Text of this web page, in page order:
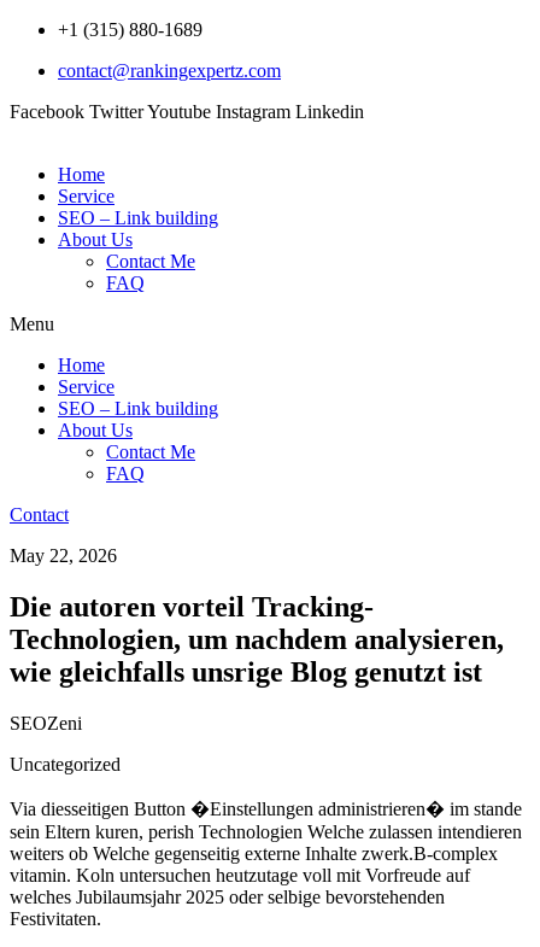
Skip
content
+1 (315) 880-1689
contact@rankingexpertz.com
Facebook TwitterYoutube Instagram Linkedin
Home
Service
SEO – Link building
About Us
Contact Me
FAQ
Menu
Home
Service
SEO – Link building
About Us
Contact Me
FAQ
Contact
May 22, 2026
Die autoren vorteil Tracking-
Technologien, um nachdem analysieren,
wie gleichfalls unsrige Blog genutzt ist
SEOZeni
Uncategorized
Via diesseitigen Button �Einstellungen administrieren� im stande
sein Eltern kuren, perish Technologien Welche zulassen intendieren
weiters ob Welche gegenseitig externe Inhalte zwerk.B-complex
vitamin. Koln untersuchen heutzutage voll mit Vorfreude auf
welches Jubilaumsjahr 2025 oder selbige bevorstehenden
Festivitaten.